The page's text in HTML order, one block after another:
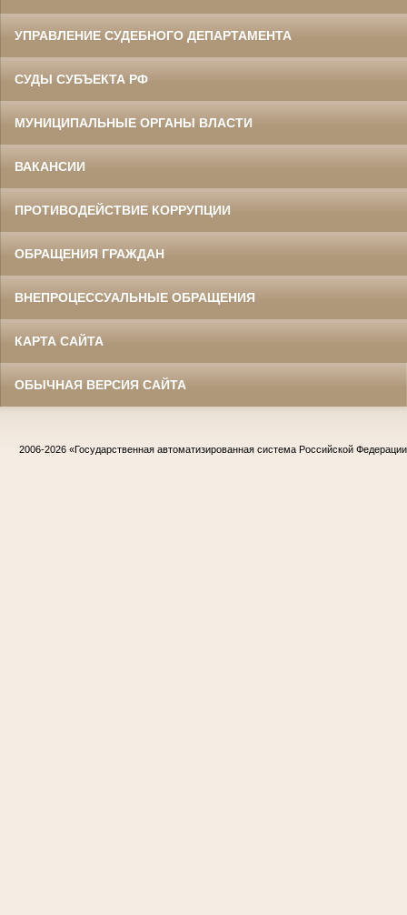
УПРАВЛЕНИЕ СУДЕБНОГО ДЕПАРТАМЕНТА
СУДЫ СУБЪЕКТА РФ
МУНИЦИПАЛЬНЫЕ ОРГАНЫ ВЛАСТИ
ВАКАНСИИ
ПРОТИВОДЕЙСТВИЕ КОРРУПЦИИ
ОБРАЩЕНИЯ ГРАЖДАН
ВНЕПРОЦЕССУАЛЬНЫЕ ОБРАЩЕНИЯ
КАРТА САЙТА
ОБЫЧНАЯ ВЕРСИЯ САЙТА
2006-2026 «Государственная автоматизированная система Российской